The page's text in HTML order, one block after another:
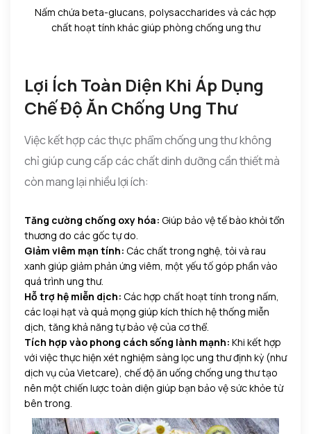
Nấm chứa beta-glucans, polysaccharides và các hợp
chất hoạt tính khác giúp phòng chống ung thư
Lợi Ích Toàn Diện Khi Áp Dụng
Chế Độ Ăn Chống Ung Thư
Việc kết hợp các thực phẩm chống ung thư không
chỉ giúp cung cấp các chất dinh dưỡng cần thiết mà
còn mang lại nhiều lợi ích:
Tăng cường chống oxy hóa: Giúp bảo vệ tế bào khỏi tổn
thương do các gốc tự do.
Giảm viêm mạn tính: Các chất trong nghệ, tỏi và rau
xanh giúp giảm phản ứng viêm, một yếu tố góp phần vào
quá trình ung thư.
Hỗ trợ hệ miễn dịch: Các hợp chất hoạt tính trong nấm,
các loại hạt và quả mọng giúp kích thích hệ thống miễn
dịch, tăng khả năng tự bảo vệ của cơ thể.
Tích hợp vào phong cách sống lành mạnh: Khi kết hợp
với việc thực hiện xét nghiệm sàng lọc ung thư định kỳ (như
dịch vụ của Vietcare), chế độ ăn uống chống ung thư tạo
nên một chiến lược toàn diện giúp bạn bảo vệ sức khỏe từ
bên trong.